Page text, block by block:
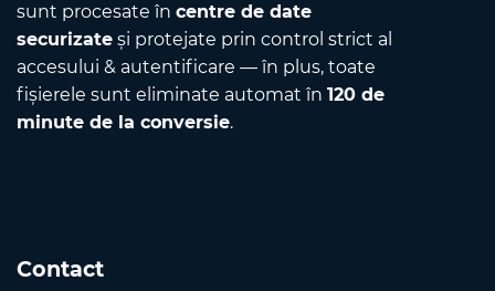
sunt procesate în centre de date
securizate și protejate prin control strict al
accesului & autentificare — în plus, toate
fișierele sunt eliminate automat în 120 de
minute de la conversie.
Contact